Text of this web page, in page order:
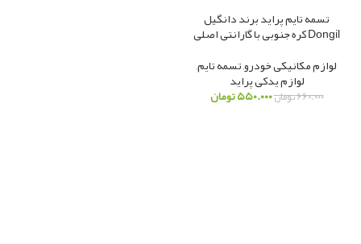
تسمه تایم پراید برند دانگیل
Dongil کره جنوبی با گارانتی اصلی
لوازم مکانیکی خودرو,تسمه تایم,
لوازم یدکی پراید
۶۶۰.۰۰۰تومان۵۵۰.۰۰۰تومان